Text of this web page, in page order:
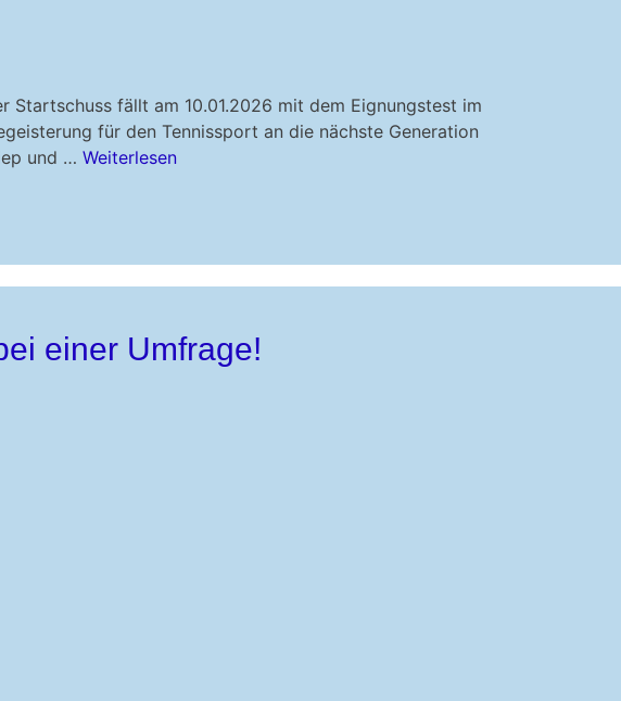
Startschuss fällt am 10.01.2026 mit dem Eignungstest im
für den Tennissport an die nächste Generation
und … Weiterlesen
einer Umfrage!